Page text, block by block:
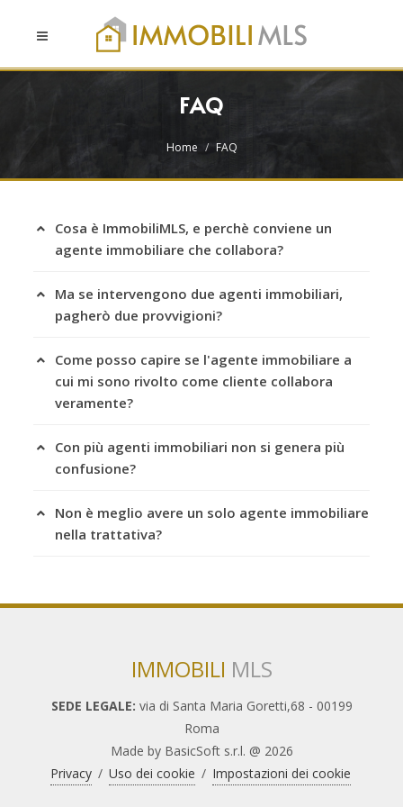
FAQ
Home FAQ
Cosa è ImmobiliMLS, e perchè conviene un
agente immobiliare che collabora?
Ma se intervengono due agenti immobiliari,
pagherò due provvigioni?
Come posso capire se l'agente immobiliare a
cui mi sono rivolto come cliente collabora
veramente?
Con più agenti immobiliari non si genera più
confusione?
Non è meglio avere un solo agente immobiliare
nella trattativa?
IMMOBILI MLS
SEDE LEGALE: via di Santa Maria Goretti,68 - 00199
Roma
Made by BasicSoft s.r.l. @ 2026
Privacy / Uso dei cookie / Impostazioni dei cookie